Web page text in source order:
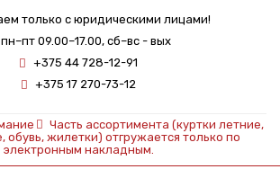
только с юридическими лицами!
пн–пт 09.00–17.00, сб–вс - вых
+375 44 728-12-91
+375 17 270-73-12
Часть ассортимента (куртки летние,
обувь, жилетки) отгружается только по
электронным накладным.